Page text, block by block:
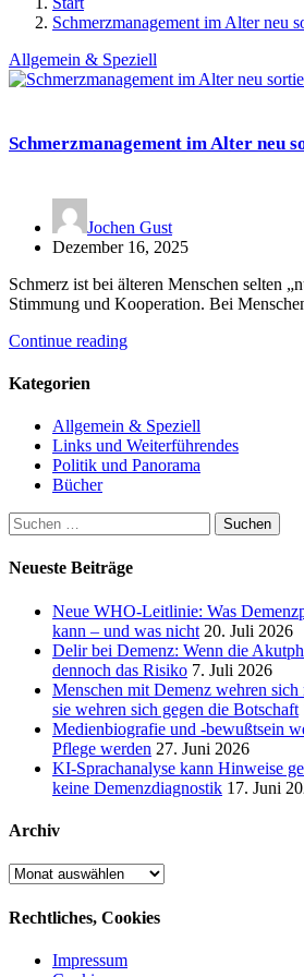
Schmerzmanagement im Alter neu
Allgemein & Speziell
Schmerzmanagement im Alter neu
Jochen Gust
Dezember 16, 2025
Schmerz ist bei älteren Menschen selten
Stimmung und Kooperation. Bei
Continue reading
Kategorien
Allgemein & Speziell
Links und Weiterführendes
Politik und Panorama
Bücher
Suchen
nach:
Neueste Beiträge
Neue WHO-Leitlinie: Was
kann – und was nicht 20. Juli 2026
Delir bei Demenz: Wenn die
dennoch das Risiko 7. Juli 2026
Menschen mit Demenz wehren
sie wehren sich gegen die Botschaft
Medienbiografie und -bewußtsein
Pflege werden 27. Juni 2026
KI-Sprachanalyse kann Hinweise
keine Demenzdiagnostik 17. Juni
Archiv
Archiv
Rechtliches, Cookies
Impressum